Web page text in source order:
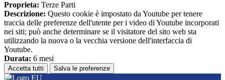
Proprieta: Terze Parti
Descrizione: Questo cookie è impostato da Youtube per tenere
traccia delle preferenze dell'utente per i video di Youtube incorporati
nei siti; può anche determinare se il visitatore del sito web sta
utilizzando la nuova o la vecchia versione dell'interfaccia di
Youtube.
Durata: 6 mesi
Accetta tutti Salva le preferenze